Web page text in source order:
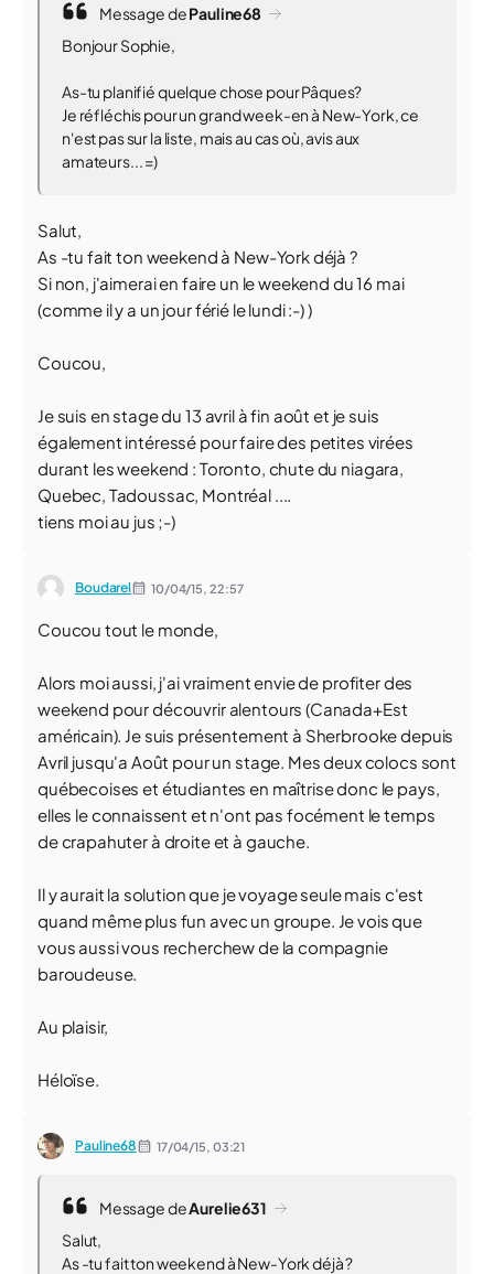
Message dePauline68
Bonjour Sophie,
As-tu planifié quelque chose pour Pâques?
Je réfléchis pour un grand week-en à New-York, ce
n'est pas sur la liste, mais au cas où, avis aux
amateurs... =)
Salut,
As -tu fait ton weekend à New-York déjà ?
Si non, j'aimerai en faire un le weekend du 16 mai
(comme il y a un jour férié le lundi :-) )
Coucou,
Je suis en stage du 13 avril à fin août et je suis
également intéressé pour faire des petites virées
durant les weekend : Toronto, chute du niagara,
Quebec, Tadoussac, Montréal ....
tiens moi au jus ;-)
Boudarel 10/04/15, 22:57
Coucou tout le monde,
Alors moi aussi, j'ai vraiment envie de profiter des
weekend pour découvrir alentours (Canada+Est
américain). Je suis présentement à Sherbrooke depuis
Avril jusqu'a Août pour un stage. Mes deux colocs sont
québecoises et étudiantes en maîtrise donc le pays,
elles le connaissent et n'ont pas focément le temps
de crapahuter à droite et à gauche.
Il y aurait la solution que je voyage seule mais c'est
quand même plus fun avec un groupe. Je vois que
vous aussi vous recherchew de la compagnie
baroudeuse.
Au plaisir,
Héloïse.
Pauline68 17/04/15, 03:21
Message deAurelie631
Salut,
As -tu fait ton weekend à New-York déjà ?